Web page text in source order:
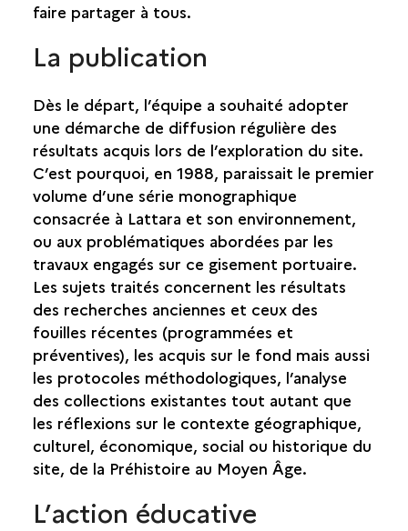
UN LABORATOIRE PERMANENT
UN CHANTIER ÉCOLE
LA DIFFUSION DE LA CONNAISSANCE
faire partager à tous.
La publication
Dès le départ, l’équipe a souhaité adopter
une démarche de diffusion régulière des
résultats acquis lors de l’exploration du site.
C’est pourquoi, en 1988, paraissait le premier
volume d’une série monographique
consacrée à Lattara et son environnement,
ou aux problématiques abordées par les
travaux engagés sur ce gisement portuaire.
Les sujets traités concernent les résultats
des recherches anciennes et ceux des
fouilles récentes (programmées et
préventives), les acquis sur le fond mais aussi
les protocoles méthodologiques, l’analyse
des collections existantes tout autant que
les réflexions sur le contexte géographique,
culturel, économique, social ou historique du
site, de la Préhistoire au Moyen Âge.
L’action éducative